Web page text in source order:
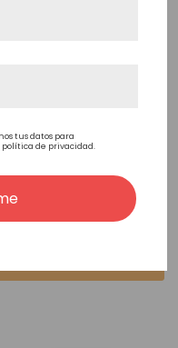
Selena/ Angelina -
Médica A Medida
tus datos para
de privacidad.